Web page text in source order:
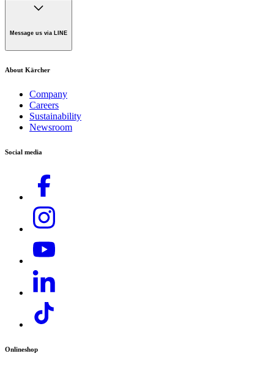
อายุการใช้งานยาวนานและค่าบำรุงรักษาต่ำ สามารถ
ปรับแรงดันและปริมาณน้ำได้ที่ตัวปั๊ม รองรับฟังก์ชันดูด
น้ำและใช้น้ำที่มีอุณหภูมิสูงถึง 60 °C
ดาวน์โหลด PDF
Consent form (TH)
Karcher Retail Limited
Suan Luang District, Bangkok 10250, Thailand.
Tel. +66 2 021 2838
Sales and Service. +66 2 056 7700
Stores & Service Centers
Send us your inquiry
Message us via LINE
About Kärcher
Company
Careers
Sustainability
Newsroom
Social media
Onlineshop